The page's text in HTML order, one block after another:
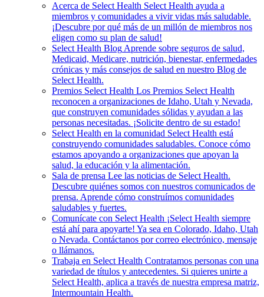
Acerca de Select Health Select Health ayuda a
miembros y comunidades a vivir vidas más saludable.
¡Descubre por qué más de un millón de miembros nos
eligen como su plan de salud!
Select Health Blog Aprende sobre seguros de salud,
Medicaid, Medicare, nutrición, bienestar, enfermedades
crónicas y más consejos de salud en nuestro Blog de
Select Health.
Premios Select Health Los Premios Select Health
reconocen a organizaciones de Idaho, Utah y Nevada,
que construyen comunidades sólidas y ayudan a las
personas necesitadas. ¡Solicite dentro de su estado!
Select Health en la comunidad Select Health está
construyendo comunidades saludables. Conoce cómo
estamos apoyando a organizaciones que apoyan la
salud, la educación y la alimentación.
Sala de prensa Lee las noticias de Select Health.
Descubre quiénes somos con nuestros comunicados de
prensa. Aprende cómo construímos comunidades
saludables y fuertes.
Comunícate con Select Health ¡Select Health siempre
está ahí para apoyarte! Ya sea en Colorado, Idaho, Utah
o Nevada. Contáctanos por correo electrónico, mensaje
o llámanos.
Trabaja en Select Health Contratamos personas con una
variedad de títulos y antecedentes. Si quieres unirte a
Select Health, aplica a través de nuestra empresa matriz,
Intermountain Health.